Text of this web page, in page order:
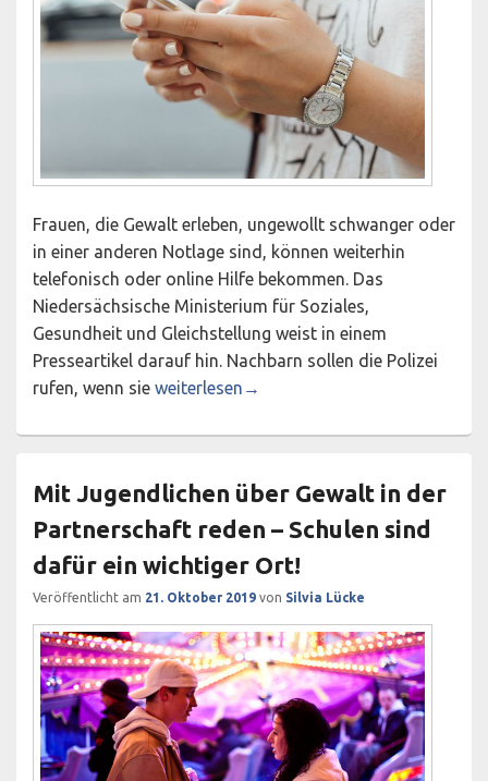
Frauen, die Gewalt erleben, ungewollt schwanger oder
in einer anderen Notlage sind, können weiterhin
telefonisch oder online Hilfe bekommen. Das
Niedersächsische Ministerium für Soziales,
Gesundheit und Gleichstellung weist in einem
Presseartikel darauf hin. Nachbarn sollen die Polizei
rufen, wenn sie Einrichtungen für Frauen in Notlagen sind
weiterlesen →
Mit Jugendlichen über Gewalt in der
Partnerschaft reden – Schulen sind
dafür ein wichtiger Ort!
Veröffentlicht am 21. Oktober 2019 von Silvia Lücke